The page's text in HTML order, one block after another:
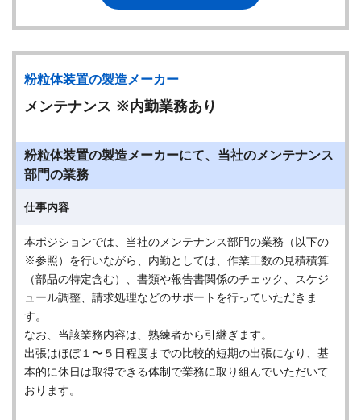
粉粒体装置の製造メーカー
メンテナンス ※内勤業務あり
粉粒体装置の製造メーカーにて、当社のメンテナンス
部⾨の業務
仕事内容
本ポジションでは、当社のメンテナンス部⾨の業務（以下の
※参照）を⾏いながら、内勤としては、作業⼯数の⾒積積算
（部品の特定含む）、書類や報告書関係のチェック、スケジ
ュール調整、請求処理などのサポートを⾏っていただきま
す。
なお、当該業務内容は、熟練者から引継ぎます。
出張はほぼ１〜５⽇程度までの⽐較的短期の出張になり、基
本的に休⽇は取得できる体制で業務に取り組んでいただいて
おります。